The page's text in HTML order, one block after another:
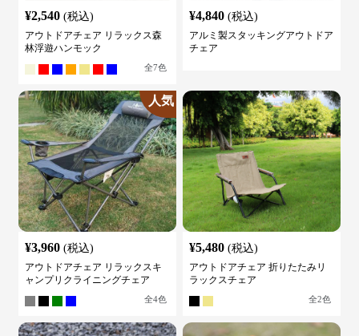
¥2,540 (税込)
アウトドアチェア リラックス森
林浮遊ハンモック
全7色
¥4,840 (税込)
アルミ製スタッキングアウトドア
チェア
人気
¥3,960 (税込)
アウトドアチェア リラックスキ
ャンプリクライニングチェア
全4色
¥5,480 (税込)
アウトドアチェア 折りたたみリ
ラックスチェア
全2色